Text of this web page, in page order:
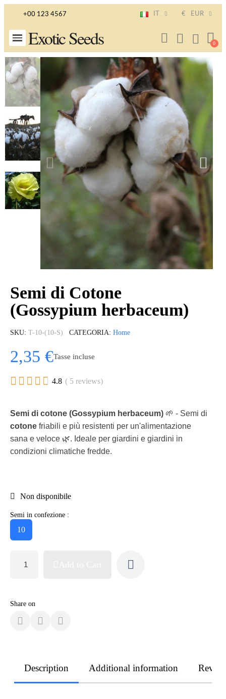
+00 123 4567 € EUR
Exotic Seeds
Semi di Cotone
(Gossypium herbaceum)
SKU T-10-(10-S) CATEGORIA Home
2,35 €Tasse incluse
     4.8 ( 5 reviews)
Semi di cotone (Gossypium herbaceum) 🌱 - Semi di
cotone friabili e più resistenti per un'alimentazione
sana e veloce 🌿. Ideale per giardini e giardini in
condizioni climatiche fredde.
Non disponibile
Semi in confezione :
10
Share on
Description Additional information